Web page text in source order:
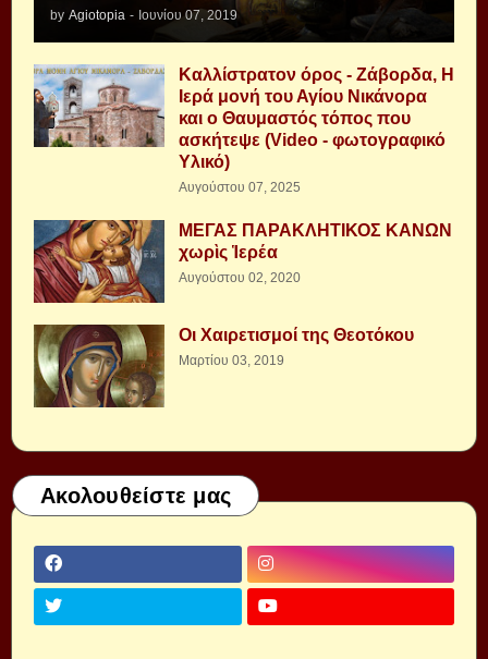
by Agiotopia - Ιουνίου 07, 2019
Καλλίστρατον όρος - Ζάβορδα, Η
Ιερά μονή του Αγίου Νικάνορα
και ο Θαυμαστός τόπος που
ασκήτεψε (Video - φωτογραφικό
Υλικό)
Αυγούστου 07, 2025
ΜΕΓΑΣ ΠΑΡΑΚΛΗΤΙΚΟΣ ΚΑΝΩΝ
χωρὶς Ἱερέα
Αυγούστου 02, 2020
Οι Χαιρετισμοί της Θεοτόκου
Μαρτίου 03, 2019
Ακολουθείστε μας